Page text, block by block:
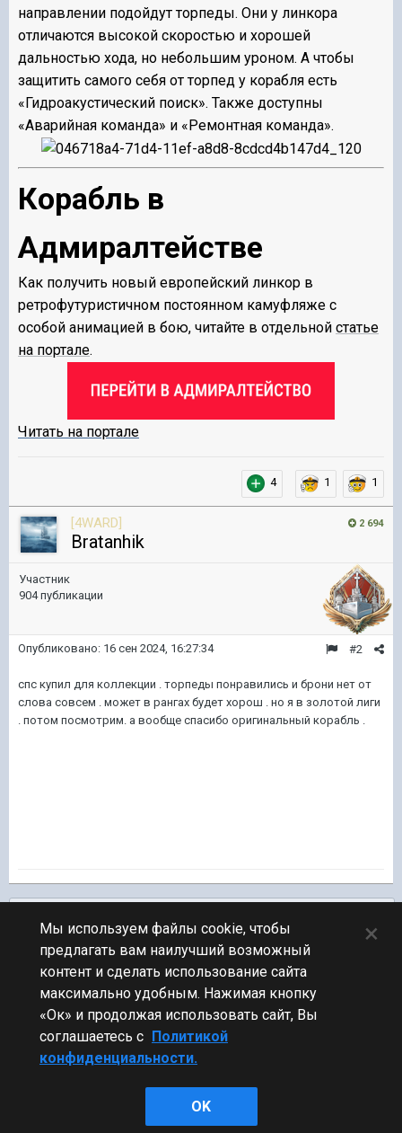
направлении подойдут торпеды. Они у линкора
отличаются высокой скоростью и хорошей
дальностью хода, но небольшим уроном. А чтобы
защитить самого себя от торпед у корабля есть
«Гидроакустический поиск». Также доступны
«Аварийная команда» и «Ремонтная команда».
Корабль в
Адмиралтействе
Как получить новый европейский линкор в
ретрофутуристичном постоянном камуфляже с
особой анимацией в бою, читайте в отдельной статье
на портале.
Читать на портале
4 1 1
2 694
[4WARD]
Bratanhik
Участник
904 публикации
#2
Опубликовано: 16 сен 2024, 16:27:34
спс купил для коллекции . торпеды понравились и брони нет от
слова совсем . может в рангах будет хорош . но я в золотой лиги
. потом посмотрим. а вообще спасибо оригинальный корабль .
ПЕРЕЙТИ К СПИСКУ ТЕМ
Новости
Стиль
Мы используем файлы cookie, чтобы
предлагать вам наилучший возможный
контент и сделать использование сайта
максимально удобным. Нажимая кнопку
«Ок» и продолжая использовать сайт, Вы
соглашаетесь с Политикой
конфиденциальности.
OK
×